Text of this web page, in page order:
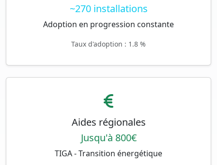
~270 installations
Adoption en progression constante
Taux d'adoption : 1.8 %
Aides régionales
Jusqu'à 800€
TIGA - Transition énergétique